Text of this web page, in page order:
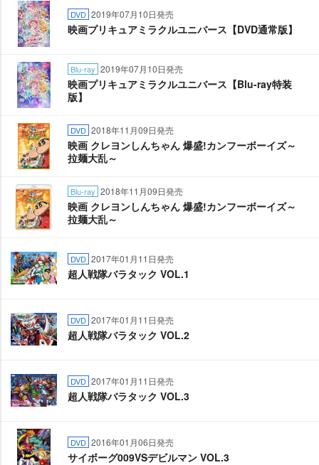
DVD 2019年07月10日発売
映画プリキュアミラクルユニバース【DVD通常版】
Blu-ray 2019年07月10日発売
映画プリキュアミラクルユニバース【Blu-ray特装
版】
DVD 2018年11月09日発売
映画 クレヨンしんちゃん 爆盛!カンフーボーイズ～
拉麺大乱～
Blu-ray 2018年11月09日発売
映画 クレヨンしんちゃん 爆盛!カンフーボーイズ～
拉麺大乱～
DVD 2017年01月11日発売
超人戦隊バラタック VOL.1
DVD 2017年01月11日発売
超人戦隊バラタック VOL.2
DVD 2017年01月11日発売
超人戦隊バラタック VOL.3
DVD 2016年01月06日発売
サイボーグ009VSデビルマン VOL.3